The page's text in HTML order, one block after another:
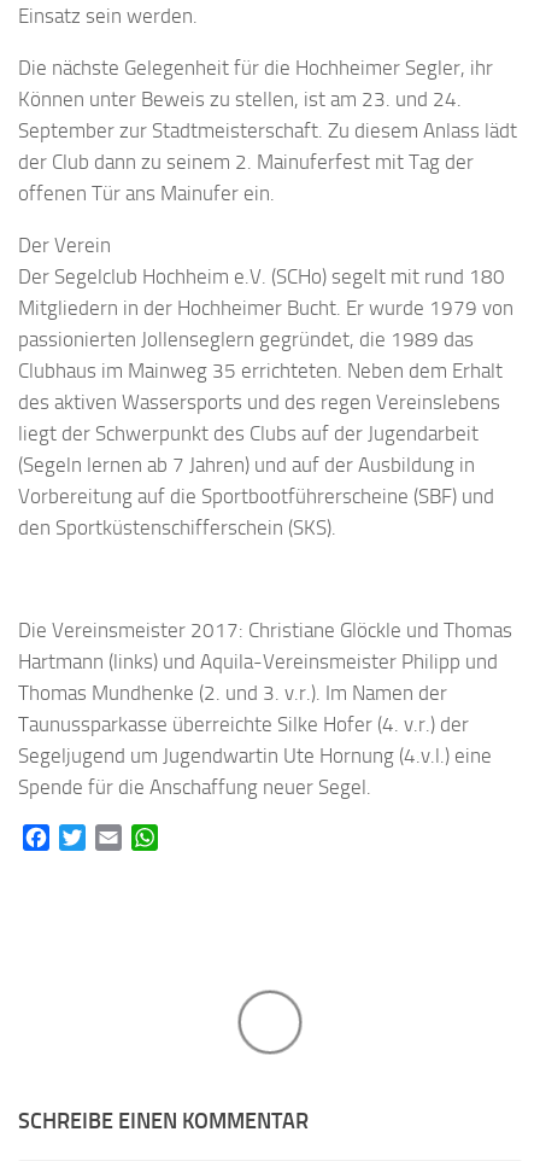
Einsatz sein werden.
Die nächste Gelegenheit für die Hochheimer Segler, ihr
Können unter Beweis zu stellen, ist am 23. und 24.
September zur Stadtmeisterschaft. Zu diesem Anlass lädt
der Club dann zu seinem 2. Mainuferfest mit Tag der
offenen Tür ans Mainufer ein.
Der Verein
Der Segelclub Hochheim e.V. (SCHo) segelt mit rund 180
Mitgliedern in der Hochheimer Bucht. Er wurde 1979 von
passionierten Jollenseglern gegründet, die 1989 das
Clubhaus im Mainweg 35 errichteten. Neben dem Erhalt
des aktiven Wassersports und des regen Vereinslebens
liegt der Schwerpunkt des Clubs auf der Jugendarbeit
(Segeln lernen ab 7 Jahren) und auf der Ausbildung in
Vorbereitung auf die Sportbootführerscheine (SBF) und
den Sportküstenschifferschein (SKS).
Die Vereinsmeister 2017: Christiane Glöckle und Thomas
Hartmann (links) und Aquila-Vereinsmeister Philipp und
Thomas Mundhenke (2. und 3. v.r.). Im Namen der
Taunussparkasse überreichte Silke Hofer (4. v.r.) der
Segeljugend um Jugendwartin Ute Hornung (4.v.l.) eine
Spende für die Anschaffung neuer Segel.
FacebookTwitterEmail
SCHREIBE EINEN KOMMENTAR